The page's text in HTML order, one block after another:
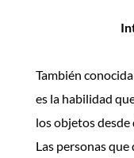
También
es la habilidad
los objetos
Las personas